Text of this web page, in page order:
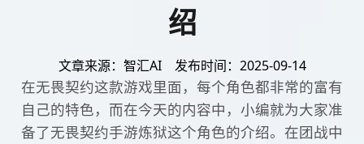
绍
文章来源：智汇AI 发布时间：2025-09-14
在无畏契约这款游戏里面，每个角色都非常的富有
自己的特色，而在今天的内容中，小编就为大家准
备了无畏契约手游炼狱这个角色的介绍。在团战中